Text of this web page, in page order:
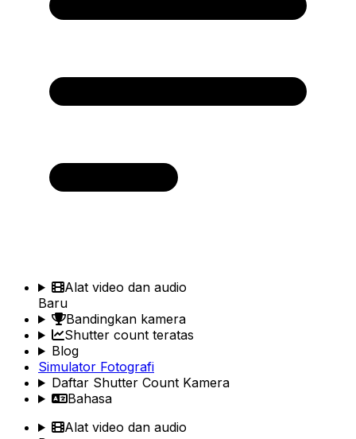
Alat video dan audio
Baru
Bandingkan kamera
Shutter count teratas
Blog
Simulator Fotografi
Daftar Shutter Count Kamera
Bahasa
Alat video dan audio